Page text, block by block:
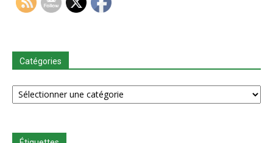
Catégories
Catégories